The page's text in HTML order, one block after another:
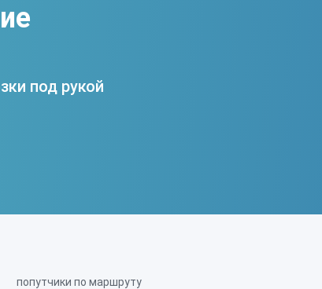
под рукой
попутчики по маршруту